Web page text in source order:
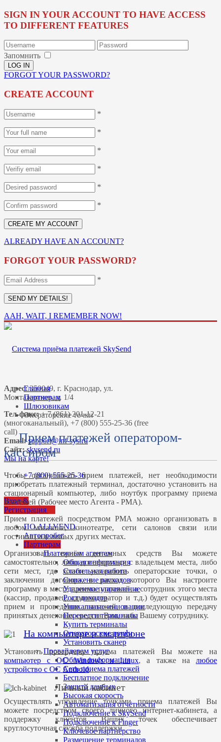
SIGN IN YOUR ACCOUNT TO HAVE ACCESS
TO DIFFERENT FEATURES
Запомнить
FORGOT YOUR PASSWORD?
CREATE ACCOUNT
*
*
*
*
*
*
ALREADY HAVE AN ACCOUNT?
FORGOT YOUR PASSWORD?
*
AAH, WAIT, I REMEMBER NOW!
Адрес:350049, г. Краснодар, ул.
Монтажников, д. 1/4
Тел-факс:+ 7 (861) 201-12-21
(многоканальный), +7 (800) 555-25-36 (free
call)
Email:
Сайт: skysend.ru
Мы на карте!
+7 (800) 555-25-36
Вход &
Регистрация
ПО ALLVEND
Автопробег
Партнерам
Платежным агентам
Общая информация
Стабильная работа
Снижение расходов
Удаленное управление
Рост доходов
Уникальные инновации
Перевести терминалы
Купить терминалы
Операторские точки
Установить сканер
Провайдерам услуг
Общая информация
Сеть приема платежей
Бесплатное подключение
Защита данных
Высокая скорость
Автоматизация отчётности
Подключение к SkySend
Подключение к Finger
Ключевое партнёрство
Размещение терминалов
Главная
Партнерам
Шлюзовикам
Операторские точки
Прием платежей оператором-
кассиром
Чтобы организовать прием платежей, нет необходимости
приобретать платежный терминал, достаточно установить на
стационарный компьютер, либо ноутбук программу приема
платежей (Рабочее место Агента - РМА).
Прием платежей посредством РМА можно организовать в
любом магазине, кинотеатре, сети салонов связи или
гостиниц и в любых других местах.
Организовать приём денежных средств Вы можете
самостоятельно, либо договориться с владельцем места, либо
сети мест, где хотите установить операторские точки, о
заключении договора, в рамках которого Вы настроите
программу в месте приема платежей, а сотрудник этого места
(кассир, продавец, администратор и т.д.) будет осуществлять
прием и проведение платежей, и последующую передачу
принятых денежных средств Вам, либо Вашему сотруднику.
На компьютере и смартфоне
Установить программу приема платежей Вы можете на
компьютер с ОС Windows и Linux, а также налюбое
устройство с ОС Android.
Личный кабинет
Осуществлять управление точками приема платежей Вы
можете посредством своего личного интернет-кабинета, а
поддержку клиентов Ваших точек обеспечивает
круглосуточная служба поддержки.